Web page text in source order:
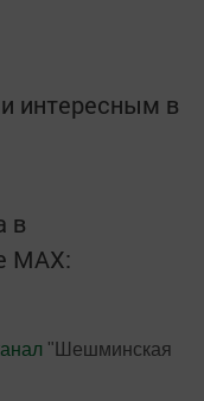
интересным в
в
MАХ:
"Шешминская